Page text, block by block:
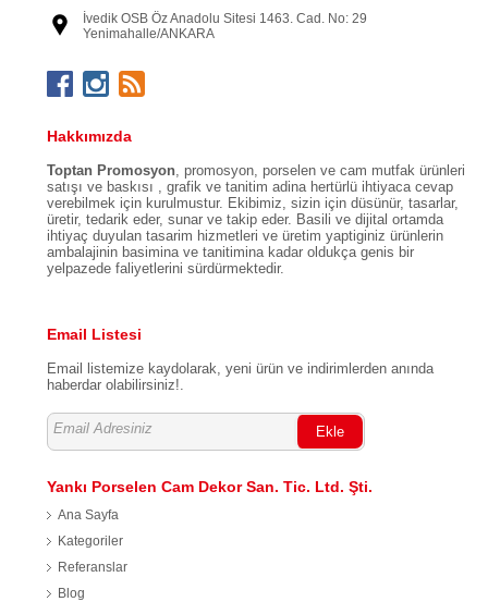
İvedik OSB Öz Anadolu Sitesi 1463. Cad. No: 29
Yenimahalle/ANKARA
Hakkımızda
Toptan Promosyon, promosyon, porselen ve cam mutfak ürünleri
satışı ve baskısı , grafik ve tanitim adina hertürlü ihtiyaca cevap
verebilmek için kurulmustur. Ekibimiz, sizin için düsünür, tasarlar,
üretir, tedarik eder, sunar ve takip eder. Basili ve dijital ortamda
ihtiyaç duyulan tasarim hizmetleri ve üretim yaptiginiz ürünlerin
ambalajinin basimina ve tanitimina kadar oldukça genis bir
yelpazede faliyetlerini sürdürmektedir.
Email Listesi
Email listemize kaydolarak, yeni ürün ve indirimlerden anında
haberdar olabilirsiniz!.
Ekle
Yankı Porselen Cam Dekor San. Tic. Ltd. Şti.
Ana Sayfa
Kategoriler
Referanslar
Blog